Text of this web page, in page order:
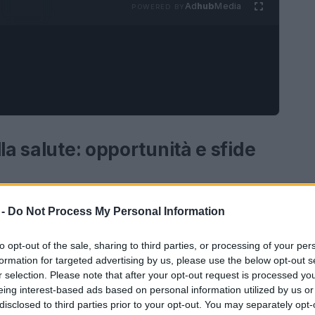
Do Not Process My Personal Information
opt-out of the sale, sharing to third parties, or processing of your
for targeted advertising by us, please use the below opt-out
selection. Please note that after your opt-out request is processed
interest-based ads based on personal information utilized by us
to third parties prior to your opt-out. You may separately
AdhubMedia
salute: opportunità e sfide
una rapidadigitalizzazione,
in cui i servizi vengono erogati.
crescente bisogno di soluzioni che possano